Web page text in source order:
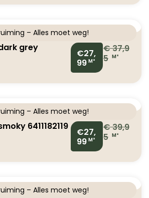
– Alles moet weg!
grey
€27,
99 M²
€37,9
5 M²
– Alles moet weg!
6411182119
€27,
99 M²
€39,9
5 M²
– Alles moet weg!